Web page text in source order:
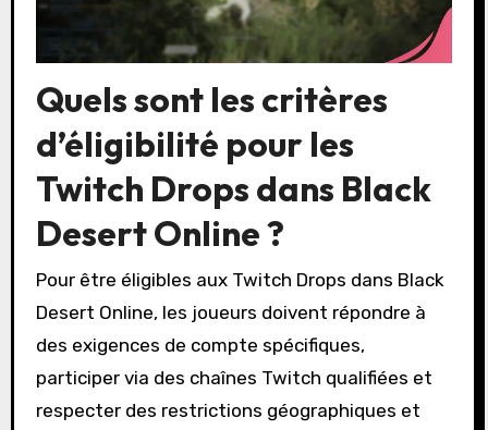
Quels sont les critères
d’éligibilité pour les
Twitch Drops dans Black
Desert Online ?
Pour être éligibles aux Twitch Drops dans Black
Desert Online, les joueurs doivent répondre à
des exigences de compte spécifiques,
participer via des chaînes Twitch qualifiées et
respecter des restrictions géographiques et